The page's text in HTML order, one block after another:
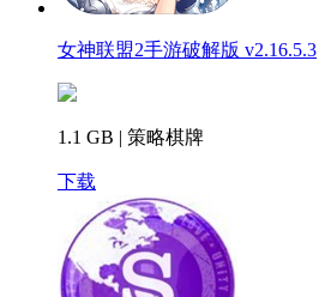
女神联盟2手游破解版 v2.16.5.3
1.1 GB | 策略棋牌
下载